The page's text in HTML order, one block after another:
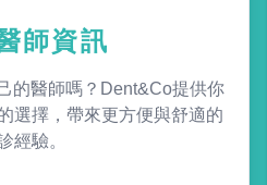
師資訊
的醫師嗎？Dent&Co提供你
選擇，帶來更方便與舒適的
經驗。